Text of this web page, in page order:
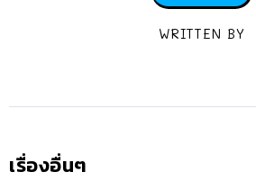
WRITTEN BY
เรื่องอื่นๆ